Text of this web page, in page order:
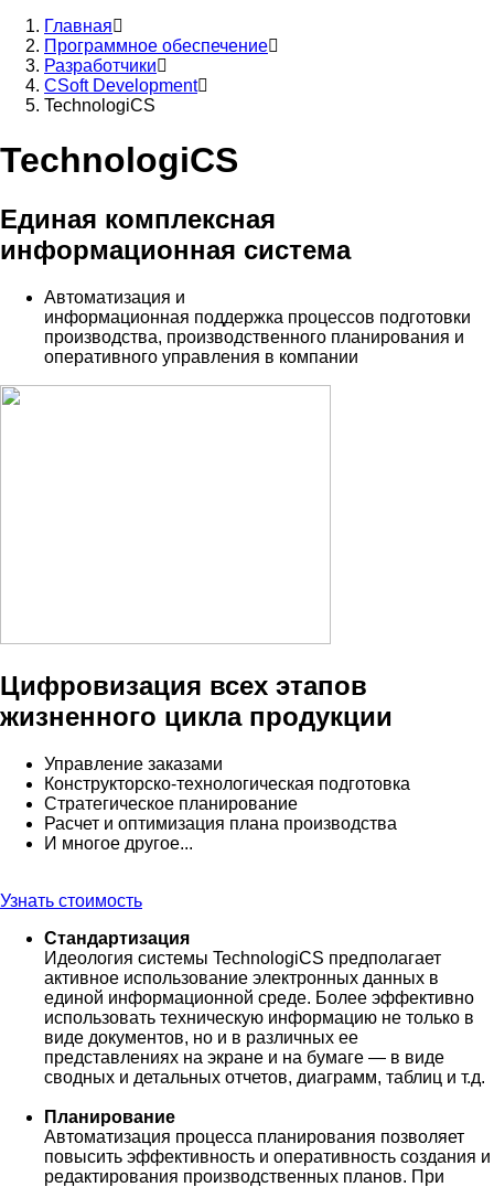
Строка
навигации
Главная
Программное обеспечение
Разработчики
CSoft Development
TechnologiCS
TechnologiCS
Единая комплексная
информационная система
Автоматизация и
информационная поддержка процессов подготовки
производства, производственного планирования и
оперативного управления в компании
Цифровизация всех этапов
жизненного цикла продукции
Управление заказами
Конструкторско-технологическая подготовка
Стратегическое планирование
Расчет и оптимизация плана производства
И многое другое...
Узнать стоимость
Стандартизация
Идеология системы TechnologiCS предполагает
активное использование электронных данных в
единой информационной среде. Более эффективно
использовать техническую информацию не только в
виде документов, но и в различных ее
представлениях на экране и на бумаге — в виде
сводных и детальных отчетов, диаграмм, таблиц и т.д.
Планирование
Автоматизация процесса планирования позволяет
повысить эффективность и оперативность создания и
редактирования производственных планов. При